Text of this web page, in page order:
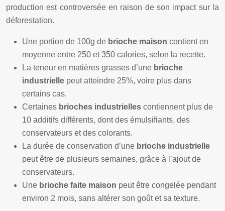
production est controversée en raison de son impact sur la
déforestation.
Une portion de 100g de brioche maison contient en
moyenne entre 250 et 350 calories, selon la recette.
La teneur en matières grasses d’une brioche
industrielle peut atteindre 25%, voire plus dans
certains cas.
Certaines brioches industrielles contiennent plus de
10 additifs différents, dont des émulsifiants, des
conservateurs et des colorants.
La durée de conservation d’une brioche industrielle
peut être de plusieurs semaines, grâce à l’ajout de
conservateurs.
Une brioche faite maison peut être congelée pendant
environ 2 mois, sans altérer son goût et sa texture.